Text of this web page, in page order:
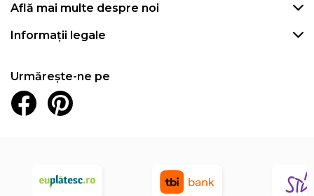
Află mai multe despre noi
Informații legale
Urmărește-ne pe